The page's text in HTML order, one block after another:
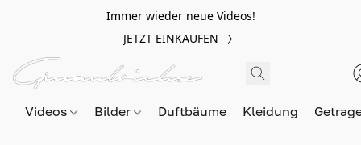
Immer wieder neue Videos!
JETZT EINKAUFEN
Videos Bilder Duftbäume Kleidung